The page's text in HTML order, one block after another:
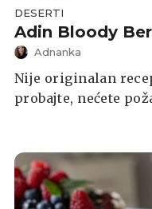
DESERTI
Adin Bloody
Adnanka
Nije originalan
probajte, nećete